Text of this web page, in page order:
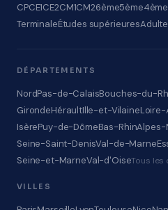
CPCE1CE2CM1CM26ème5ème4ème
TerminaleÉtudes supérieures
DÉPARTEMENTS
NordPas-de-CalaisBouches-du-
GirondeHéraultIlle-et-VilaineLoire-
IsèrePuy-de-DômeBas-RhinAlpes-
Seine-Saint-DenisVal-de-Marne
Seine-et-MarneVal-d'OiseTous
VILLES